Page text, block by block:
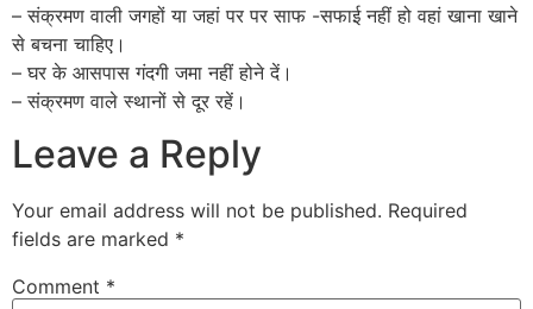
– संक्रमण वाली जगहों या जहां पर पर साफ -सफाई नहीं हो वहां खाना खाने
से बचना चाहिए।
– घर के आसपास गंदगी जमा नहीं होने दें।
– संक्रमण वाले स्थानों से दूर रहें।
Leave a Reply
Your email address will not be published. Required
fields are marked *
Comment *